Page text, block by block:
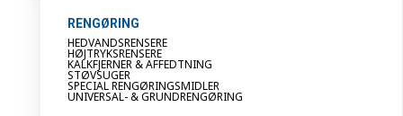
RENGØRING
HEDVANDSRENSERE
HØJTRYKSRENSERE
KALKFJERNER & AFFEDTNING
STØVSUGER
SPECIAL RENGØRINGSMIDLER
UNIVERSAL- & GRUNDRENGØRING